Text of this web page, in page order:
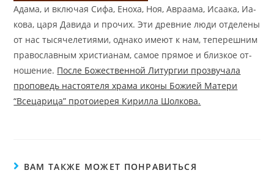
Ада­ма, и вклю­чая Си­фа, Ено­ха, Ноя, Ав­ра­ама, Иса­а­ка, Иа­
ко­ва, ца­ря Да­ви­да и про­чих. Эти древ­ние лю­ди от­де­лены
от нас ты­ся­че­ле­ти­я­ми, од­на­ко име­ют к нам, те­пе­реш­ним
пра­во­слав­ным хри­сти­а­нам, са­мое пря­мое и близ­кое от­
но­ше­ние. После Божественной Литургии прозвучала
проповедь настоятеля храма иконы Божией Матери
“Всецарица” протоиерея Кирилла Шолкова.
ВАМ ТАКЖЕ МОЖЕТ ПОНРАВИТЬСЯ